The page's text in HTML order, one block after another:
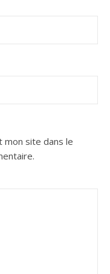
mon site dans le